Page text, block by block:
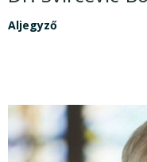
Aljegyző